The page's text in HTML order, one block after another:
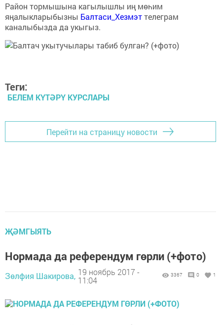
Район тормышына кагылышлы иң мөһим
яңалыкларыбызны Балтаси_Хезмэттелеграм
каналыбызда да укыгыз.
Теги:
БЕЛЕМ КҮТӘРҮ КУРСЛАРЫ
Перейти на страницу новости
ҖӘМГЫЯТЬ
Нормада да референдум гөрли (+фото)
Зөлфия Шакирова, 19 ноябрь 2017 -
11:04
3367 0 1